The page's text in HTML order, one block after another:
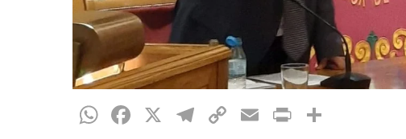
WhatsApp
Facebook
X Telegram
CopyEmailPrint